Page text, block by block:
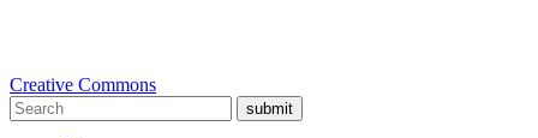
Creative Commons
submit